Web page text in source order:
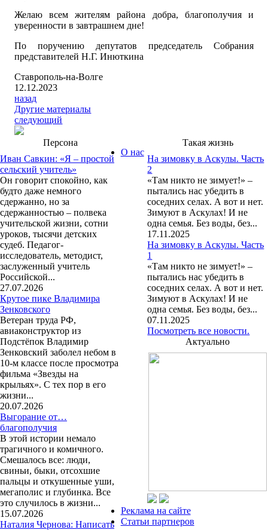
Желаю всем жителям района добра, благополучия и
уверенности в завтрашнем дне!
По поручению депутатов председатель Собрания
представителей Н.Г. Инюткина
Ставрополь-на-Волге
12.12.2023
назад
Другие материалы
следующий
Персона
Иван Савкин: «Я – простой
сельский учитель»
Он говорит спокойно, как
будто даже немного
сдержанно, но за
сдержанностью – полвека
учительской жизни, сотни
уроков, тысячи детских
судеб. Педагог-
исследователь, методист,
заслуженный учитель
Российской...
27.07.2026
Крутое пике Владимира
Зенковского
Ветеран труда РФ,
авиаконструктор из
Подстёпок Владимир
Зенковский заболел небом в
10-м классе после просмотра
фильма «Звезды на
крыльях». С тех пор в его
жизни...
20.07.2026
Выгорание от…
благополучия
В этой истории немало
трагичного и комичного.
Смешалось все: люди,
свиньи, быки, отсохшие
пальцы и откушенные уши,
мегаполис и глубинка. Все
это случилось в жизни...
15.07.2026
Наталия Чернова: Написать
Такая жизнь
На зимовку в Аскулы. Часть
2
«Там никто не зимует!» –
пытались нас убедить в
соседних селах. А вот и нет.
Зимуют в Аскулах! И не
одна семья. Без воды, без...
17.11.2025
На зимовку в Аскулы. Часть
1
«Там никто не зимует!» –
пытались нас убедить в
соседних селах. А вот и нет.
Зимуют в Аскулах! И не
одна семья. Без воды, без...
07.11.2025
Посмотреть все новости.
Актуально
О нас
Реклама на сайте
Статьи партнеров